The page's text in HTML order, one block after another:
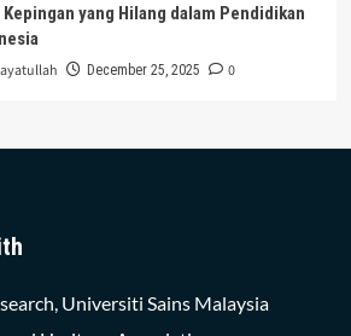
yang Hilang dalam Pendidikan
December 25, 2025 0
Universiti Sains Malaysia